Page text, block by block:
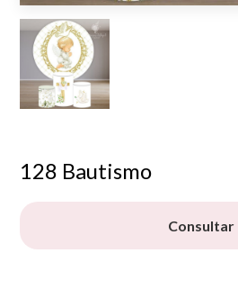
128 Bautismo
Consultar